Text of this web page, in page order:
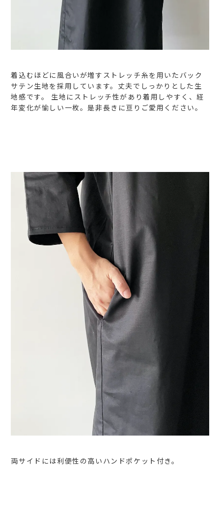
着込むほどに風合いが増すストレッチ糸を用いたバック
サテン生地を採用しています。丈夫でしっかりとした生
地感です。
生地にストレッチ性があり着用しやすく、経
年変化が愉しい一枚。是非長きに亘りご愛用ください。
両サイドには利便性の高いハンドポケット付き。